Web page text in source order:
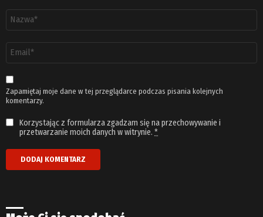
email
*
Zapamiętaj moje dane w tej przeglądarce podczas pisania kolejnych
komentarzy.
Korzystając z formularza zgadzam się na przechowywanie i
przetwarzanie moich danych w witrynie. *